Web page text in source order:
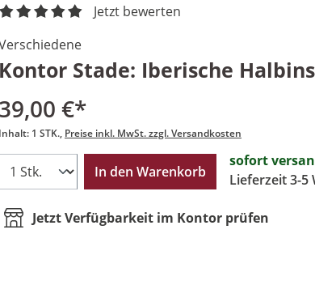
Jetzt bewerten
Kontor Stade: Iberische
39,00 €*
Inhalt: 1 STK. Preise inkl. MwSt. zzgl. Versandkosten
In den Warenkorb
sofort
Lieferzeit 3-5
Jetzt Verfügbarkeit im Kontor prüfen